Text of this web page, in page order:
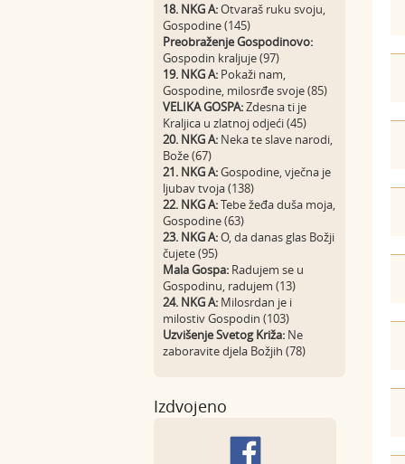
18. NKG A:Otvaraš ruku svoju,
Gospodine (145)
Preobraženje Gospodinovo:
Gospodin kraljuje (97)
19. NKG A: Pokaži nam,
Gospodine, milosrđe svoje (85)
VELIKA GOSPA:Zdesna ti je
Kraljica u zlatnoj odjeći (45)
20. NKG A: Neka te slave narodi,
Bože (67)
21. NKG A:Gospodine, vječna je
ljubav tvoja (138)
22. NKG A:Tebe žeđa duša moja,
Gospodine (63)
23. NKG A:O, da danas glas Božji
čujete (95)
Mala Gospa: Radujem se u
Gospodinu, radujem (13)
24. NKG A: Milosrdan je i
milostiv Gospodin (103)
Uzvišenje Svetog Križa: Ne
zaboravite djela Božjih (78)
Izdvojeno